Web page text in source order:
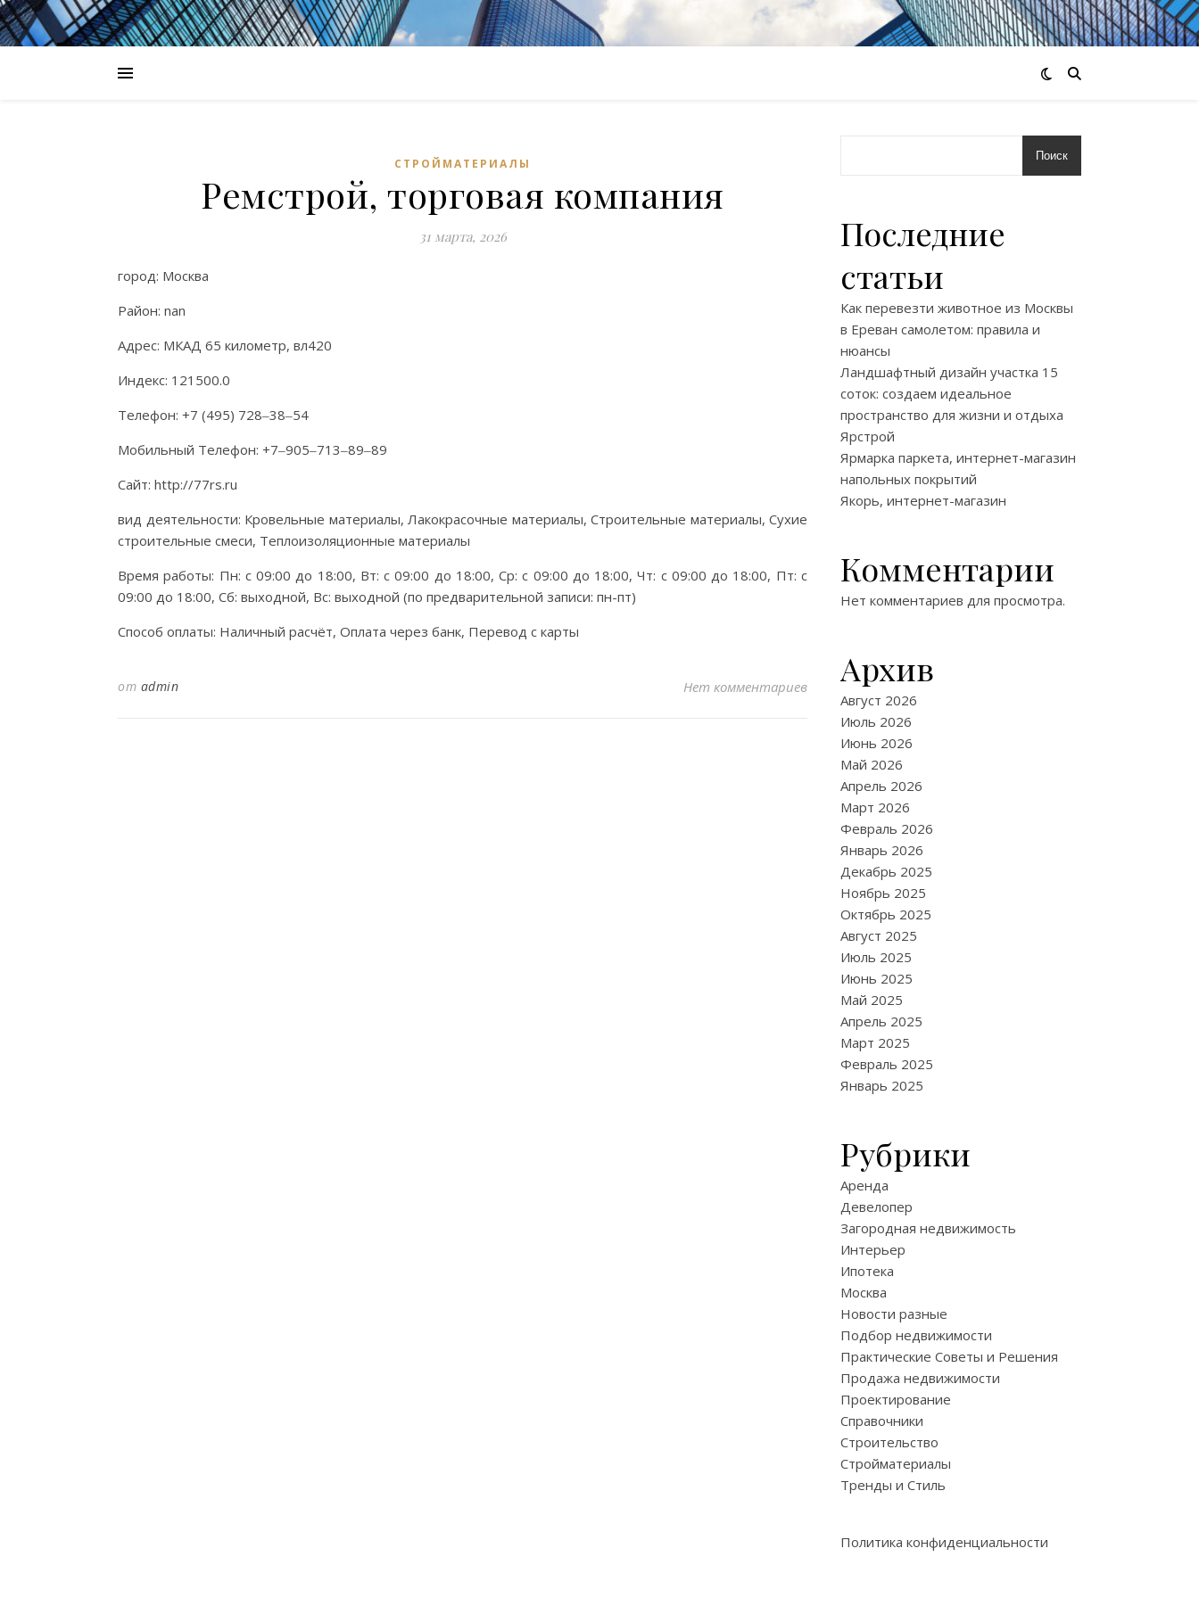
СТРОЙМАТЕРИАЛЫ
Ремстрой, торговая компания
31 марта, 2026
город: Москва
Район: nan
Адрес: МКАД 65 километр, вл420
Индекс: 121500.0
Телефон: +7 (495) 728‒38‒54
Мобильный Телефон: +7‒905‒713‒89‒89
Сайт: http://77rs.ru
вид деятельности: Кровельные материалы, Лакокрасочные материалы, Строительные материалы, Сухие
строительные смеси, Теплоизоляционные материалы
Время работы: Пн: с 09:00 до 18:00, Вт: с 09:00 до 18:00, Ср: с 09:00 до 18:00, Чт: с 09:00 до 18:00, Пт: с
09:00 до 18:00, Сб: выходной, Вс: выходной (по предварительной записи: пн-пт)
Способ оплаты: Наличный расчёт, Оплата через банк, Перевод с карты
от admin Нет комментариев
Поиск
Последние
статьи
Как перевезти животное из Москвы
в Ереван самолетом: правила и
нюансы
Ландшафтный дизайн участка 15
соток: создаем идеальное
пространство для жизни и отдыха
Ярстрой
Ярмарка паркета, интернет-магазин
напольных покрытий
Якорь, интернет-магазин
Комментарии
Нет комментариев для просмотра.
Архив
Август 2026
Июль 2026
Июнь 2026
Май 2026
Апрель 2026
Март 2026
Февраль 2026
Январь 2026
Декабрь 2025
Ноябрь 2025
Октябрь 2025
Август 2025
Июль 2025
Июнь 2025
Май 2025
Апрель 2025
Март 2025
Февраль 2025
Январь 2025
Рубрики
Аренда
Девелопер
Загородная недвижимость
Интерьер
Ипотека
Москва
Новости разные
Подбор недвижимости
Практические Советы и Решения
Продажа недвижимости
Проектирование
Справочники
Строительство
Стройматериалы
Тренды и Стиль
Политика конфиденциальности